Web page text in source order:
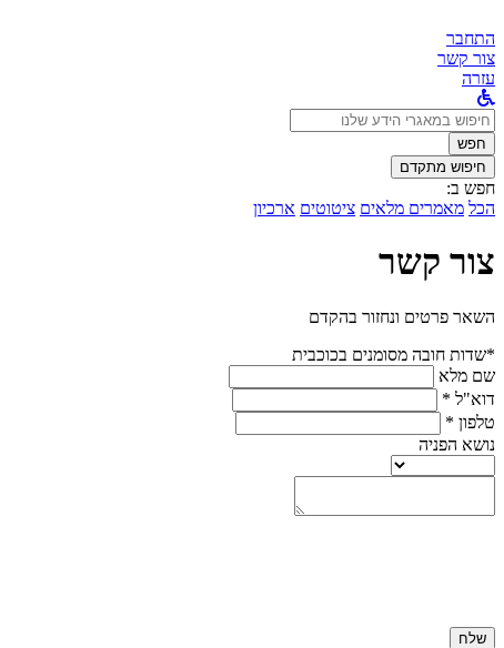
התחבר
צור קשר
עזרה
לחפש
ב:חפש
חיפוש מתקדם
חפש ב:
הכל מאמרים מלאים ציטוטים ארכיון
צור קשר
השאר פרטים ונחזור בהקדם
*שדות חובה מסומנים בכוכבית
שם מלא
דוא"ל *
טלפון *
נושא הפניה
שלח